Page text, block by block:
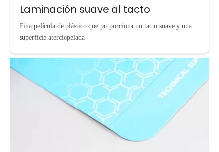
Laminación suave al tacto
Fina película de plástico que proporciona un tacto suave y una
superficie aterciopelada